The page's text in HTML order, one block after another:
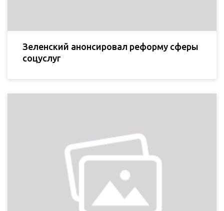
Зеленский анонсировал реформу сферы
соцуслуг